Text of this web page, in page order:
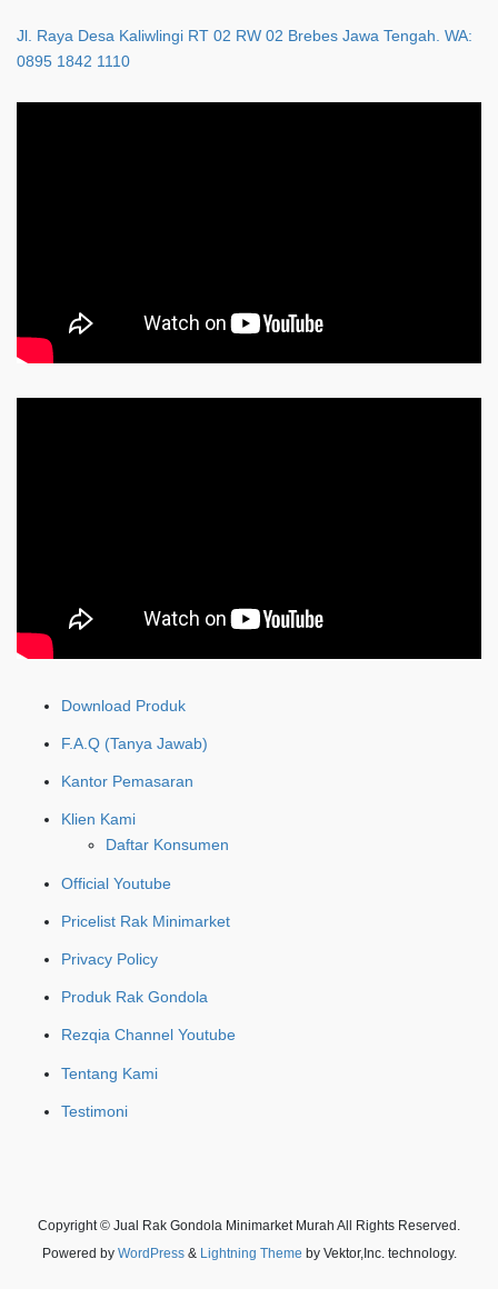
Jl. Raya Desa Kaliwlingi RT 02 RW 02 Brebes Jawa Tengah. WA:
0895 1842 1110
Download Produk
F.A.Q (Tanya Jawab)
Kantor Pemasaran
Klien Kami
Daftar Konsumen
Official Youtube
Pricelist Rak Minimarket
Privacy Policy
Produk Rak Gondola
Rezqia Channel Youtube
Tentang Kami
Testimoni
Copyright © Jual Rak Gondola Minimarket Murah All Rights Reserved.
Powered by WordPress& Lightning Theme by Vektor,Inc. technology.